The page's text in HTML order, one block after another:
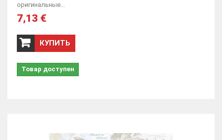
оригинальные...
7,13 €
КУПИТЬ
Товар доступен